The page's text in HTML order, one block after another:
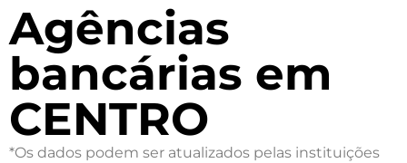
Agências
bancárias em
CENTRO
*Os dados podem ser atualizados pelas instituições